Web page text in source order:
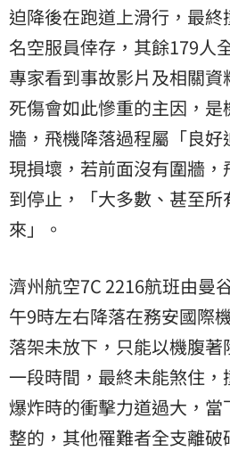
迫降後在跑道上滑行，最
名空服員倖存，其餘179人
專家看到事故影片及相關
死傷會如此慘重的主因，
牆，飛機降落過程屬「良
現損壞，若前面沒有圍牆
到停止，「大多數、甚至
來」。
濟州航空7C 2216航班由曼
午9時左右降落在務安國際
落架未放下，只能以機腹
一段時間，最終未能煞住
爆炸時的衝擊力道過大，
整的，其他罹難者全支離破